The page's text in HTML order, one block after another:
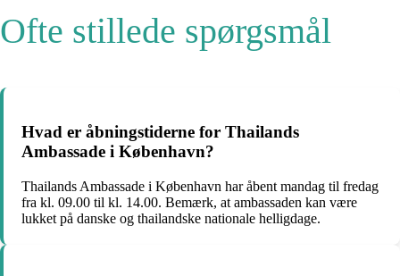
Ofte stillede spørgsmål
Hvad er åbningstiderne for Thailands
Ambassade i København?
Thailands Ambassade i København har åbent mandag til fredag
fra kl. 09.00 til kl. 14.00. Bemærk, at ambassaden kan være
lukket på danske og thailandske nationale helligdage.